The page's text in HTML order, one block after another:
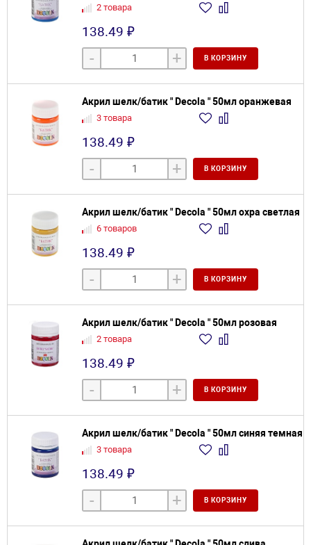
2 товара
138.49 ₽
- + В КОРЗИНУ
Акрил шелк/батик " Decola " 50мл оранжевая
3 товара
138.49 ₽
- + В КОРЗИНУ
Акрил шелк/батик " Decola " 50мл охра светлая
6 товаров
138.49 ₽
- + В КОРЗИНУ
Акрил шелк/батик " Decola " 50мл розовая
2 товара
138.49 ₽
- + В КОРЗИНУ
Акрил шелк/батик " Decola " 50мл синяя темная
3 товара
138.49 ₽
- + В КОРЗИНУ